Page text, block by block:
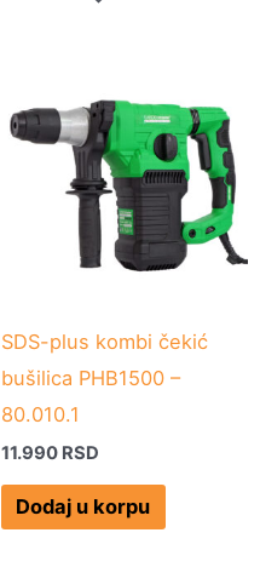
SDS-plus kombi čekić
bušilica PHB1500 –
80.010.1
11.990 RSD
Dodaj u korpu